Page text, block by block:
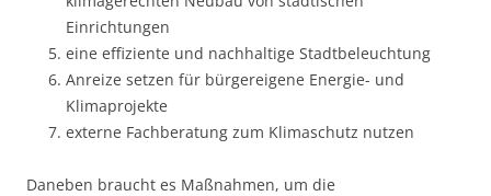
Einrichtungen
eine effiziente und nachhaltige Stadtbeleuchtung
Anreize setzen für bürgereigene Energie- und
Klimaprojekte
externe Fachberatung zum Klimaschutz nutzen
Daneben braucht es Maßnahmen, um die